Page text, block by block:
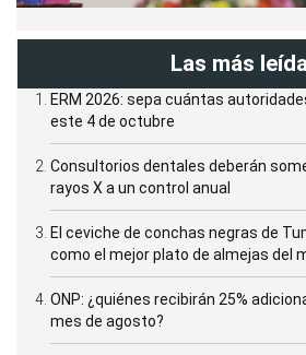
Las más
ERM 2026: sepa cuántas
este 4 de octubre
Consultorios dentales deberán
rayos X a un control anual
El ceviche de conchas negras de
como el mejor plato de almejas del
ONP: ¿quiénes recibirán 25%
mes de agosto?